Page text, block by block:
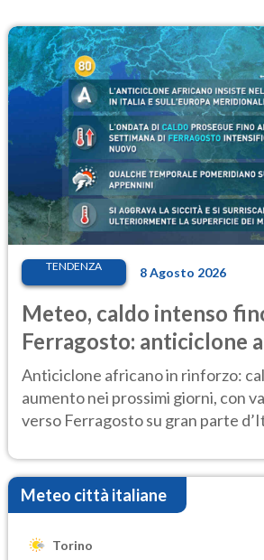
TENDENZA 8 Agosto 2026
Meteo, caldo intenso
Ferragosto: anticiclone
ancora protagonista
Anticiclone africano in rinforzo:
aumento nei prossimi giorni, con
verso Ferragosto su gran parte
Meteo città italiane
Torino